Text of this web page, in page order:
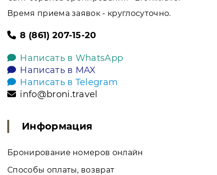
Время приема заявок - круглосуточно.
8 (861) 207-15-20
Написать в WhatsApp
Написать в MAX
Написать в Telegram
info@broni.travel
Информация
Бронирование номеров онлайн
Способы оплаты, возврат